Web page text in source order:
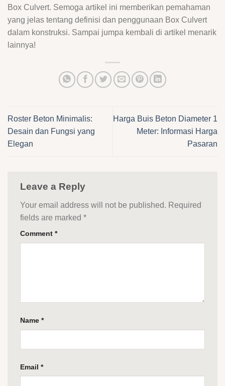
Box Culvert. Semoga artikel ini memberikan pemahaman
yang jelas tentang definisi dan penggunaan Box Culvert
dalam konstruksi. Sampai jumpa kembali di artikel menarik
lainnya!
Roster Beton Minimalis:
Desain dan Fungsi yang
Elegan
Harga Buis Beton Diameter 1
Meter: Informasi Harga
Pasaran
Leave a Reply
Your email address will not be published. Required
fields are marked *
Comment *
Name *
Email *